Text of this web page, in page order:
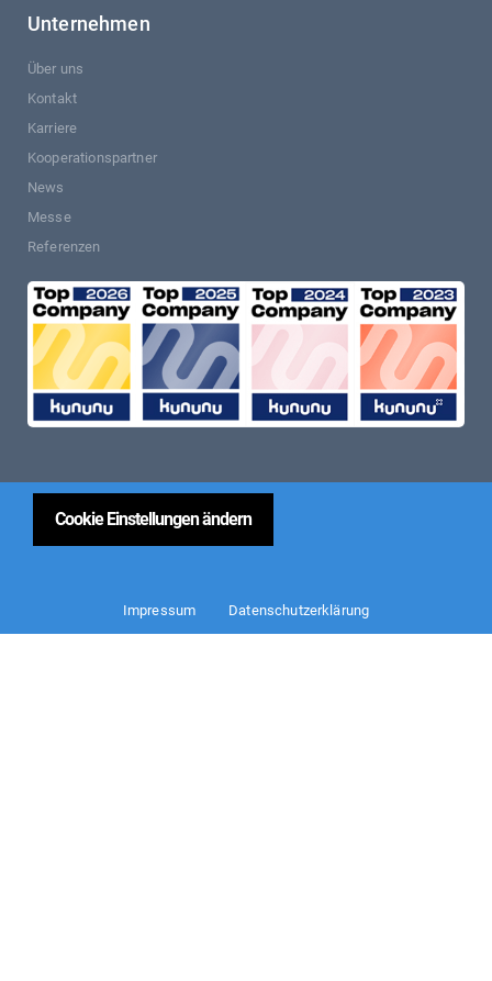
Unternehmen
Über uns
Kontakt
Karriere
Kooperationspartner
News
Messe
Referenzen
Cookie Einstellungen ändern
Impressum Datenschutzerklärung